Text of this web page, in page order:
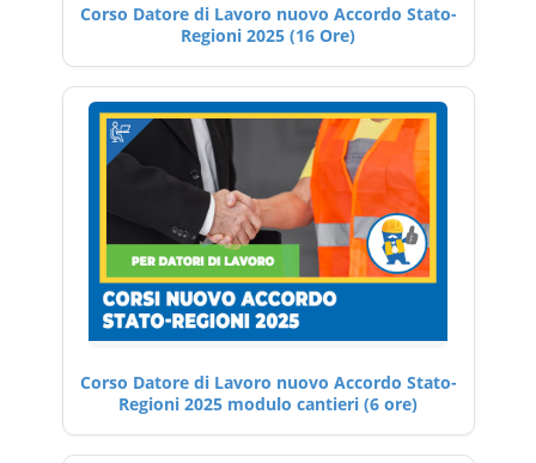
Corso Datore di Lavoro nuovo Accordo Stato-
Regioni 2025 (16 Ore)
Corso Datore di Lavoro nuovo Accordo Stato-
Regioni 2025 modulo cantieri (6 ore)